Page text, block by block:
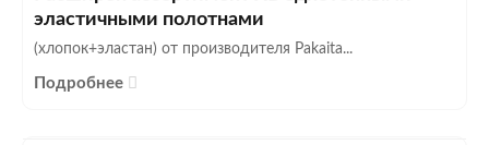
эластичными полотнами
(хлопок+эластан) от производителя Pakaita...
Подробнее